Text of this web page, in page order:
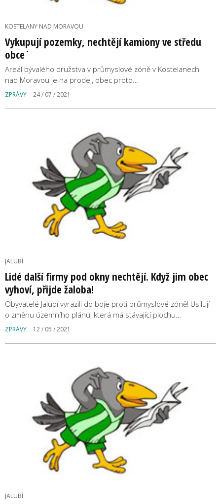
KOSTELANY NAD MORAVOU
Vykupují pozemky, nechtějí kamiony ve středu
obce´
Areál bývalého družstva v průmyslové zóně v Kostelanech
nad Moravou je na prodej, obec proto…
ZPRÁVY 24 / 07 / 2021
JALUBÍ
Lidé další firmy pod okny nechtějí. Když jim obec
vyhoví, přijde žaloba!
Obyvatelé Jalubí vyrazili do boje proti průmyslové zóně! Usilují
o změnu územního plánu, která má stávající plochu…
ZPRÁVY 12 / 05 / 2021
JALUBÍ